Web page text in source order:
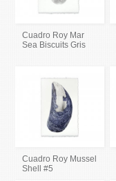
Cuadro Roy Mar
Sea Biscuits Gris
Cuadro Roy Mussel
Shell #5